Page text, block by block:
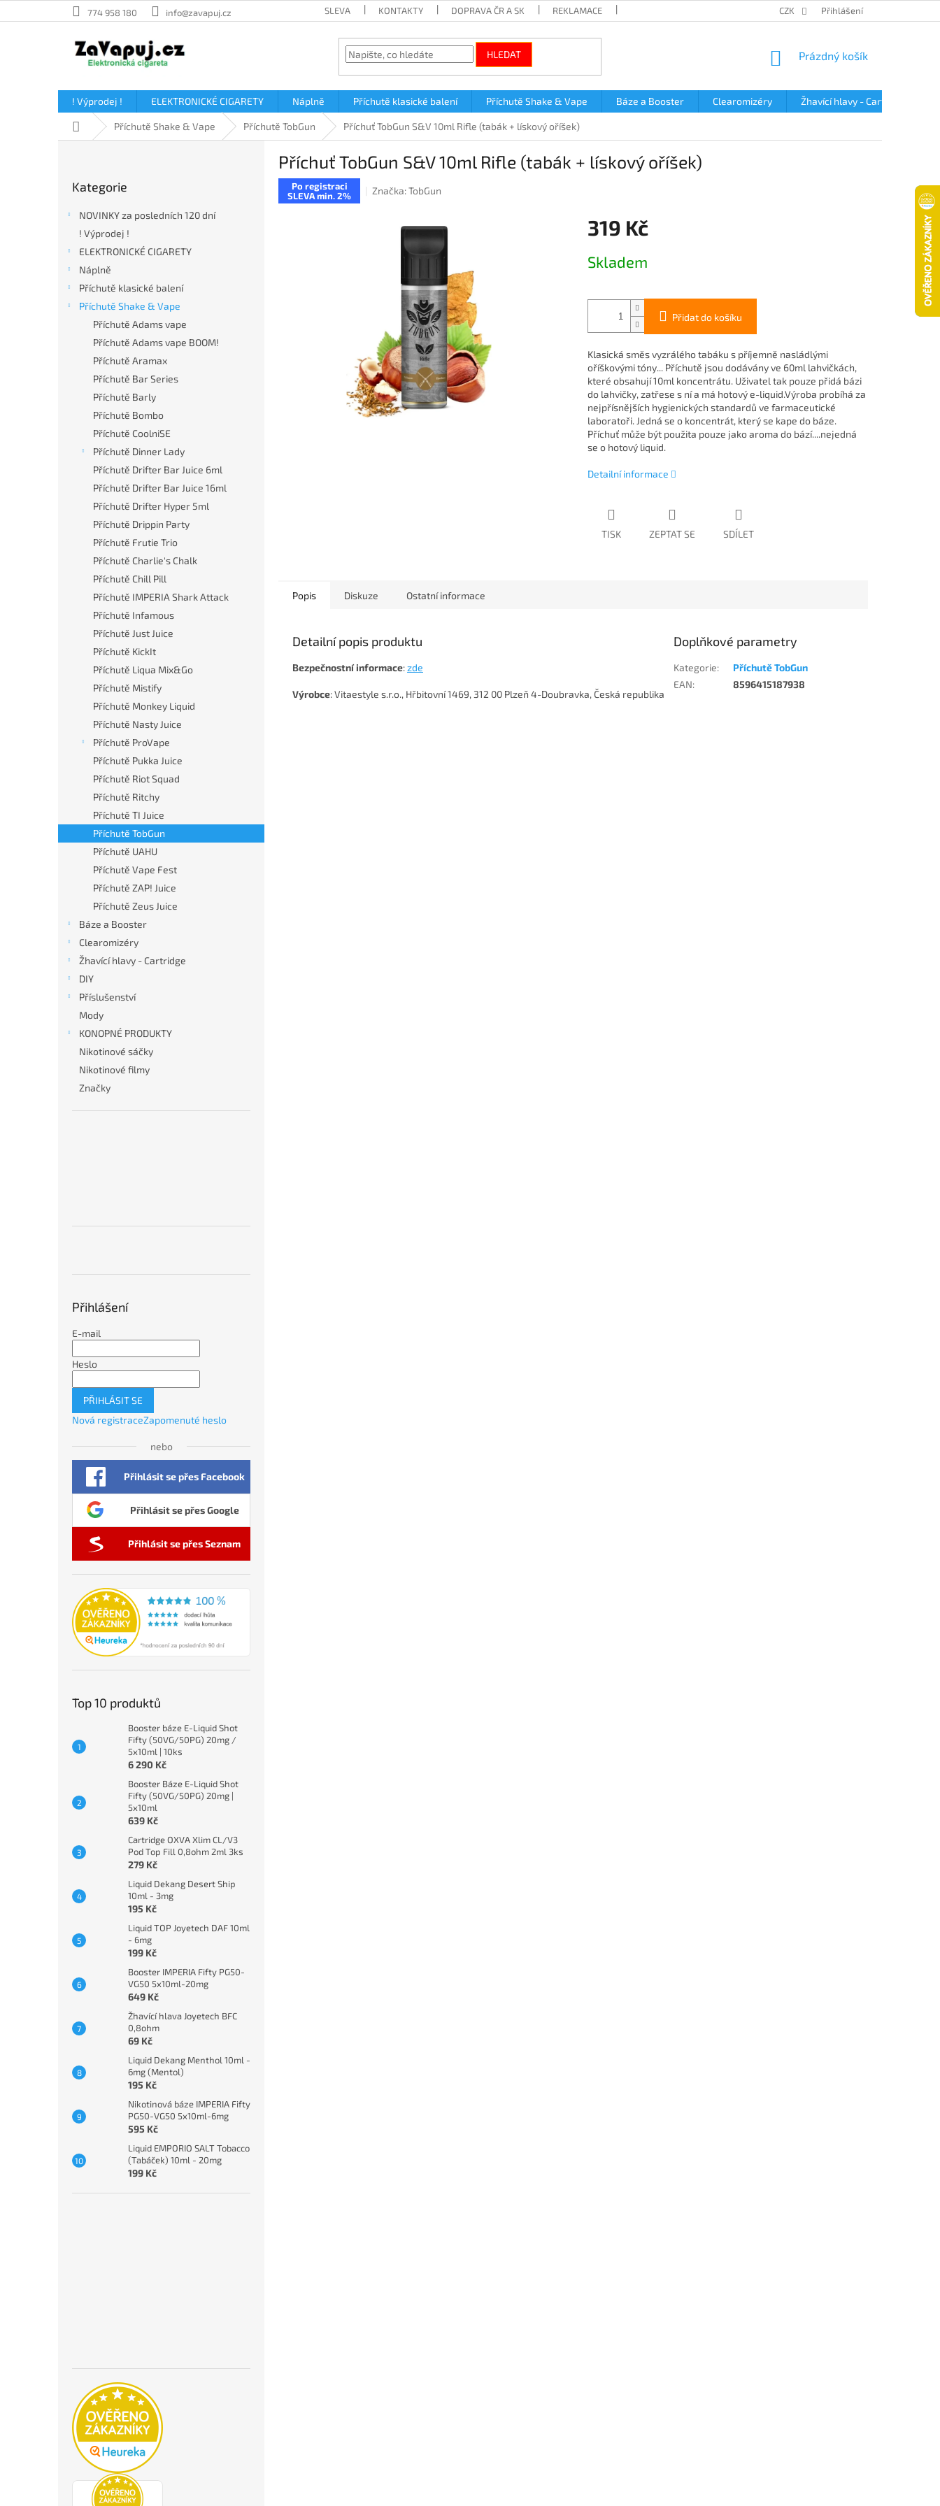
na
774 958 180 info@zavapuj.cz SLEVA KONTAKTY DOPRAVA ČR A SK REKLAMACE PODMÍNKY OCHRANY OSOBNÍCH ÚDAJŮ
CZK Přihlášení
HLEDAT
NÁKUPNÍ
Prázdný košík
! Výprodej ! ELEKTRONICKÉ CIGARETY Náplně Příchutě klasické balení Příchutě Shake & Vape Báze a Booster Clearomizéry Žhavící hlavy - Cartridge
Domů Příchutě Shake & Vape Příchutě TobGun Příchuť TobGun S&V 10ml Rifle (tabák + lískový oříšek)
kategorie
Kategorie
NOVINKY za posledních 120 dní
! Výprodej !
ELEKTRONICKÉ CIGARETY
Náplně
Příchutě klasické balení
Příchutě Shake & Vape
Příchutě Adams vape
Příchutě Adams vape BOOM!
Příchutě Aramax
Příchutě Bar Series
Příchutě Barly
Příchutě Bombo
Příchutě CoolniSE
Příchutě Dinner Lady
Příchutě Drifter Bar Juice 6ml
Příchutě Drifter Bar Juice 16ml
Příchutě Drifter Hyper 5ml
Příchutě Drippin Party
Příchutě Frutie Trio
Příchutě Charlie's Chalk
Příchutě Chill Pill
Příchutě IMPERIA Shark Attack
Příchutě Infamous
Příchutě Just Juice
Příchutě KickIt
Příchutě Liqua Mix&Go
Příchutě Mistify
Příchutě Monkey Liquid
Příchutě Nasty Juice
Příchutě ProVape
Příchutě Pukka Juice
Příchutě Riot Squad
Příchutě Ritchy
Příchutě TI Juice
Příchutě TobGun
Příchutě UAHU
Příchutě Vape Fest
Příchutě ZAP! Juice
Příchutě Zeus Juice
Báze a Booster
Clearomizéry
Žhavící hlavy - Cartridge
DIY
Příslušenství
Mody
KONOPNÉ PRODUKTY
Nikotinové sáčky
Nikotinové filmy
Značky
Přihlášení
E-mail
Heslo
PŘIHLÁSIT SE
Nová registraceZapomenuté heslo
nebo
Přihlásit se přes Facebook
Přihlásit se přes Google
Přihlásit se přes Seznam
Top 10 produktů
Booster báze E-Liquid Shot
Fifty (50VG/50PG) 20mg /
5x10ml | 10ks
6 290 Kč
Booster Báze E-Liquid Shot
Fifty (50VG/50PG) 20mg |
5x10ml
639 Kč
Cartridge OXVA Xlim CL/V3
Pod Top Fill 0,8ohm 2ml 3ks
279 Kč
Liquid Dekang Desert Ship
10ml - 3mg
195 Kč
Liquid TOP Joyetech DAF 10ml
- 6mg
199 Kč
Booster IMPERIA Fifty PG50-
VG50 5x10ml-20mg
649 Kč
Žhavící hlava Joyetech BFC
0,8ohm
69 Kč
Liquid Dekang Menthol 10ml -
6mg (Mentol)
195 Kč
Nikotinová báze IMPERIA Fifty
PG50-VG50 5x10ml-6mg
595 Kč
Liquid EMPORIO SALT Tobacco
(Tabáček) 10ml - 20mg
199 Kč
Příchuť TobGun S&V 10ml Rifle (tabák + lískový oříšek)
Po registraci
SLEVA min. 2%
Značka:TobGun
319 Kč
cena:
Skladem
Přidat do košíku
Klasická směs vyzrálého tabáku s příjemně nasládlými
oříškovými tóny... Příchutě jsou dodávány ve 60ml lahvičkách,
které obsahují 10ml koncentrátu. Uživatel tak pouze přidá bázi
do lahvičky, zatřese s ní a má hotový e-liquid.Výroba probíhá za
nejpřísnějších hygienických standardů ve farmaceutické
laboratoři. Jedná se o koncentrát, který se kape do báze.
Příchuť může být použita pouze jako aroma do bází....nejedná
se o hotový liquid.
Detailní informace
TISK ZEPTAT SE SDÍLET
Popis Diskuze Ostatní informace
Detailní popis produktu
Bezpečnostní informace:zde
Výrobce: Vitaestyle s.r.o., Hřbitovní 1469, 312 00 Plzeň 4-Doubravka, Česká republika
Doplňkové parametry
Kategorie:
Příchutě TobGun
EAN: 8596415187938